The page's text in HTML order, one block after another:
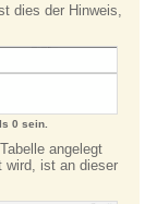
dies der Hinweis,
0 sein.
angelegt
wird, ist an dieser